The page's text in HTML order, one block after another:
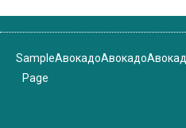
Sample
Page
АвокадоАвокадо